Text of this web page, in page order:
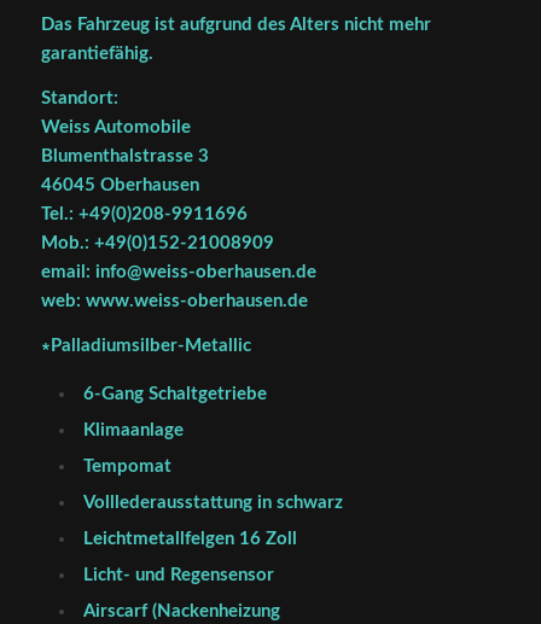
Das Fahrzeug ist aufgrund des Alters nicht mehr
garantiefähig.
Standort:
Weiss Automobile
Blumenthalstrasse 3
46045 Oberhausen
Tel.: +49(0)208-9911696
Mob.: +49(0)152-21008909
email: info@weiss-oberhausen.de
web: www.weiss-oberhausen.de
∗Palladiumsilber-Metallic
6-Gang Schaltgetriebe
Klimaanlage
Tempomat
Volllederausstattung in schwarz
Leichtmetallfelgen 16 Zoll
Licht- und Regensensor
Airscarf (Nackenheizung